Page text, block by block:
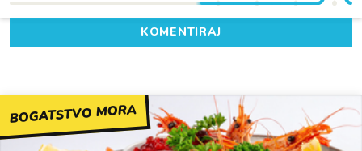
KOMENTIRAJ
BOGATSTVO MORA